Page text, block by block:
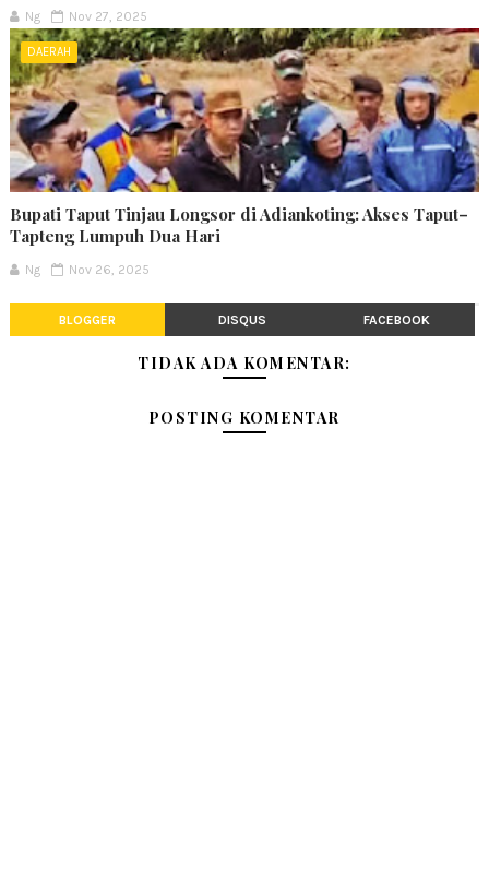
Ng Nov 27, 2025
DAERAH
Bupati Taput Tinjau Longsor di Adiankoting: Akses Taput–
Tapteng Lumpuh Dua Hari
Ng Nov 26, 2025
BLOGGER DISQUS FACEBOOK
TIDAK ADA KOMENTAR:
POSTING KOMENTAR